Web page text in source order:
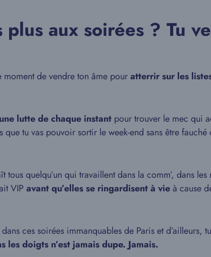
aux soirées ? Tu
moment de vendre ton âme pouratterrir sur les
lutte de chaque instant pour trouver le mec qui
que tu vas pouvoir sortir le week-end sans être
tous quelqu’un qui travaillent dans la comm’, dans
VIP avant qu’elles se ringardisent à vieà cause
ces soirées immanquables de Paris et
les doigts n’est jamais dupe. Jamais.